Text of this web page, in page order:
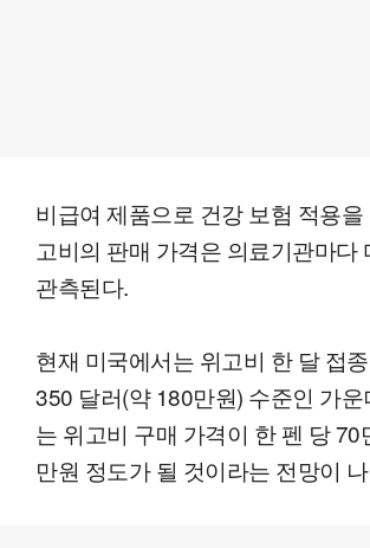
비급여 제품으로 건강 보험 적용을
고비의 판매 가격은 의료기관마다
관측된다.
현재 미국에서는 위고비 한 달 접
350 달러(약 180만원) 수준인 가운
는 위고비 구매 가격이 한 펜 당
만원 정도가 될 것이라는 전망이